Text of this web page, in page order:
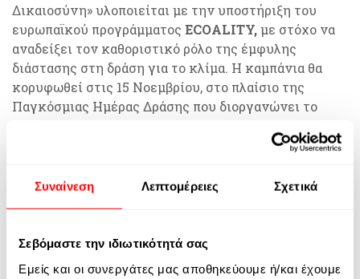
Συναίνεση Λεπτομέρειες Σχετικά
Σεβόμαστε την ιδιωτικότητά σας
Εμείς και οι συνεργάτες μας αποθηκεύουμε ή/και έχουμε
Δικαιοσύνη» υλοποιείται με την υποστήριξη του
ευρωπαϊκού προγράμματος ECOALITY,με στόχο να
αναδείξει τον καθοριστικό ρόλο της έμφυλης
διάστασης στη δράση για το κλίμα. Η καμπάνια θα
κορυφωθεί στις 15 Νοεμβρίου, στο πλαίσιο της
Παγκόσμιας Ημέρας Δράσης που διοργανώνει το
Climate Action Network Europe (CAN Europe),
υπενθυμίζοντας πως η ισότητα και η βιωσιμότητα